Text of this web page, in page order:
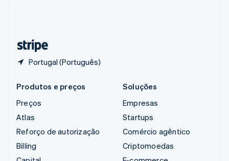
Portugal (Português)
Produtos e preços
Preços
Atlas
Reforço de autorização
Billing
Soluções
Empresas
Startups
Comércio agêntico
Criptomoedas